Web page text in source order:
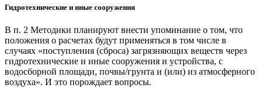
Гидротехнические и иные сооружения
В п. 2 Методики планируют внести упоминание о том, что
положения о расчетах будут применяться в том числе в
случаях «поступления (сброса) загрязняющих веществ через
гидротехнические и иные сооружения и устройства, с
водосборной площади, почвы/грунта и (или) из атмосферного
воздуха». И это порождает вопросы.